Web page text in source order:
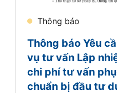
Thông báo Yêu
vụ tư vấn Lập
chi phí tư vấn
chuẩn bị đầu tư
Thông báo